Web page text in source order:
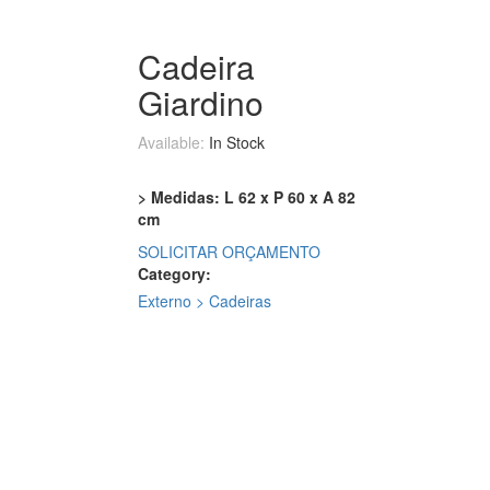
Cadeira
Giardino
Available: In Stock
> Medidas: L 62 x P 60 x A 82
cm
SOLICITAR ORÇAMENTO
Category:
Externo > Cadeiras